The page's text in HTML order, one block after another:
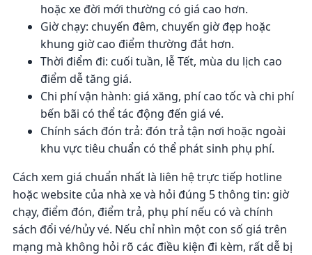
hoặc xe đời mới thường có giá cao hơn.
Giờ chạy: chuyến đêm, chuyến giờ đẹp hoặc
khung giờ cao điểm thường đắt hơn.
Thời điểm đi: cuối tuần, lễ Tết, mùa du lịch cao
điểm dễ tăng giá.
Chi phí vận hành: giá xăng, phí cao tốc và chi phí
bến bãi có thể tác động đến giá vé.
Chính sách đón trả: đón trả tận nơi hoặc ngoài
khu vực tiêu chuẩn có thể phát sinh phụ phí.
Cách xem giá chuẩn nhất là liên hệ trực tiếp hotline
hoặc website của nhà xe và hỏi đúng 5 thông tin: giờ
chạy, điểm đón, điểm trả, phụ phí nếu có và chính
sách đổi vé/hủy vé. Nếu chỉ nhìn một con số giá trên
mạng mà không hỏi rõ các điều kiện đi kèm, rất dễ bị